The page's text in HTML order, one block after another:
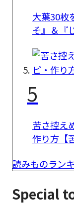
大葉30枚
そ』＆『
5
苦さ控え
作り方【
読みものラン
Special